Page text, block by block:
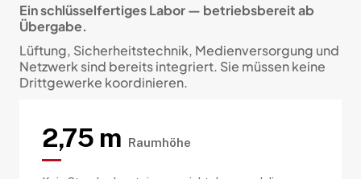
Ein schlüsselfertiges Labor — betriebsbereit ab
Übergabe.
Lüftung, Sicherheitstechnik, Medienversorgung und
Netzwerk sind bereits integriert. Sie müssen keine
Drittgewerke koordinieren.
2,75 m Raumhöhe